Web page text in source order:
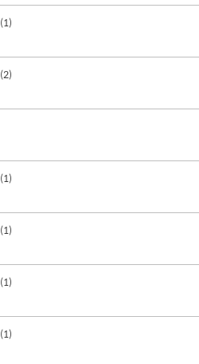
(1)
(2)
(1)
(1)
(1)
(1)